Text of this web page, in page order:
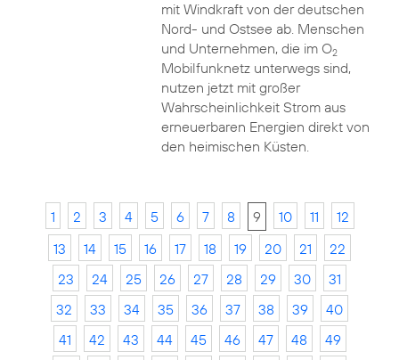
mit Windkraft von der deutschen
Nord- und Ostsee ab. Menschen
und Unternehmen, die im O2
Mobilfunknetz unterwegs sind,
nutzen jetzt mit großer
Wahrscheinlichkeit Strom aus
erneuerbaren Energien direkt von
den heimischen Küsten.
1 2 3 4 5 6 7 8 9 10 11
12
13
14 15 16 17 18 19 20 21
22
23
24 25 26 27 28 29 30
31
32
33 34 35 36 37 38 39
40
41
42 43 44 45 46 47 48
49